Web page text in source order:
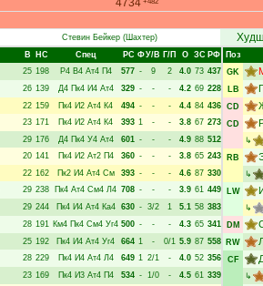
4734
Стевин Бейкер(Шахтер)
В НC Спец РC ФУ/В Г/П О ЗС РФ
25 198 Р4 В4 Ат4 П4 577 - 9 2 4.0 73 437
26 139 Д4 Пк4 И4 Ат4 329 - - - 4.2 69 228
22 159 Пк4 И2 Ат4 К4 494 - - - 4.4 84 436
23 171 Пк4 И2 Ат4 К4 393 1 - - 3.8 67 273
29 176 Д4 Пк4 У4 Ат4 601 - - - 4.9 88 512
20 141 Пк4 И2 Ат2 П4 360 - - - 3.8 65 243
22 162 Пк2 И4 Ат4 См 393 - - - 4.6 87 330
29 238 Пк4 Ат4 См4 Л4 708 - - - 3.9 61 449
29 244 Пк4 И4 Ат4 Ка4 630 - 3/2 1 5.1 58 383
28 191 Км4 Пк4 См4 Уг4 500 - - - 4.3 65 341
25 192 Пк4 И4 Ат4 Уг4 664 1 - 0/1 5.9 87 558
28 229 Пк4 И4 Ат4 Л4 649 1 2/1 - 4.0 52 356
23 169 Пк4 И3 Ат4 П4 534 - 1/0 - 4.5 61 339
Поз
GK
LB
CD
CD
↳
RB
↳
LW
↳
DM
RW
CF
↳